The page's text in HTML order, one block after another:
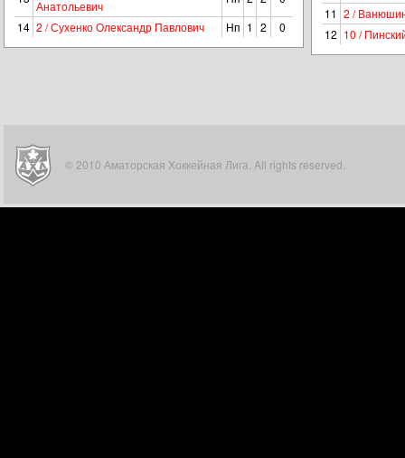
Анатольевич
14 2 / Сухенко Олександр Павлович Нп 1 2 0
11 2 /
12 10 /
© 2010 Аматорская Хоккейная Лига. All rights reserved.